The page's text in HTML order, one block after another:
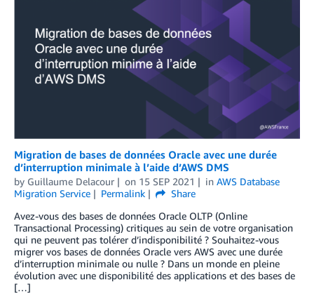
Migration de bases de données Oracle avec une durée
d’interruption minimale à l’aide d’AWS DMS
by Guillaume Delacour on 15 SEP 2021 in AWS Database
Migration Service
Permalink
Share
Avez-vous des bases de données Oracle OLTP (Online
Transactional Processing) critiques au sein de votre organisation
qui ne peuvent pas tolérer d’indisponibilité ? Souhaitez-vous
migrer vos bases de données Oracle vers AWS avec une durée
d’interruption minimale ou nulle ? Dans un monde en pleine
évolution avec une disponibilité des applications et des bases de
[…]